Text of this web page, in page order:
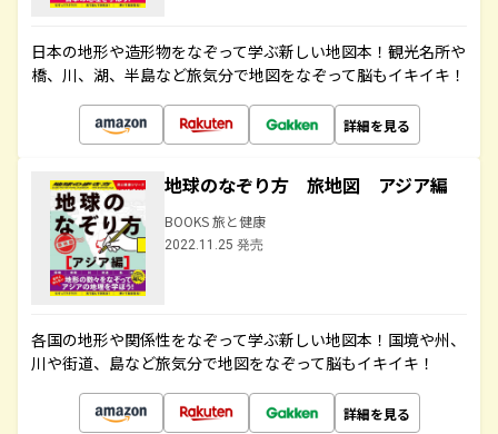
日本の地形や造形物をなぞって学ぶ新しい地図本！観光名所や
橋、川、湖、半島など旅気分で地図をなぞって脳もイキイキ！
詳細を見る
地球のなぞり方 旅地図 アジア編
BOOKS 旅と健康
2022.11.25 発売
各国の地形や関係性をなぞって学ぶ新しい地図本！国境や州、
川や街道、島など旅気分で地図をなぞって脳もイキイキ！
詳細を見る